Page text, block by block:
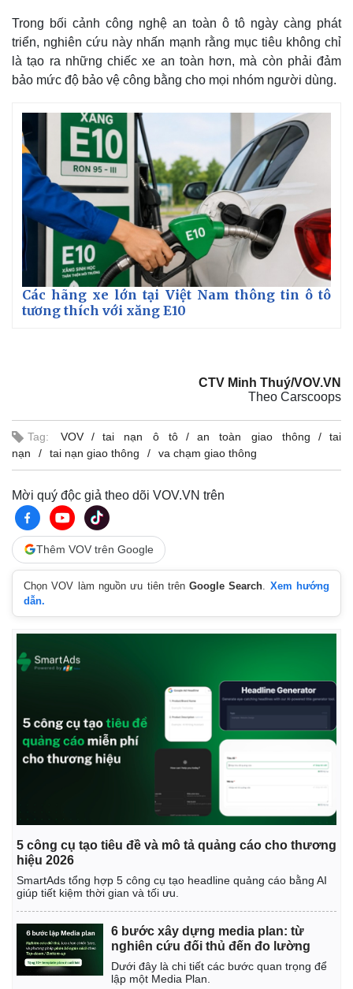
Kinh tế
Khởi nghiệp
Tiêu dùng
Trong bối cảnh công nghệ an toàn ô tô ngày càng phát
triển, nghiên cứu này nhấn mạnh rằng mục tiêu không chỉ
là tạo ra những chiếc xe an toàn hơn, mà còn phải đảm
bảo mức độ bảo vệ công bằng cho mọi nhóm người dùng.
Các hãng xe lớn tại Việt Nam thông tin ô tô
tương thích với xăng E10
CTV Minh Thuý/VOV.VN
Theo Carscoops
Tag: VOV tai nạn ô tô an toàn giao thông
tai
nạn
tai nạn giao thông va chạm giao thông
Mời quý độc giả theo dõi VOV.VN trên
Thêm VOV trên Google
Chọn VOV làm nguồn ưu tiên trênGoogle Search
Xem hướng
dẫn.
5 công cụ tạo tiêu đề và mô tả quảng cáo cho thương
hiệu 2026
SmartAds tổng hợp 5 công cụ tạo headline quảng cáo bằng AI
giúp tiết kiệm thời gian và tối ưu.
6 bước xây dựng media plan: từ
nghiên cứu đối thủ đến đo lường
Dưới đây là chi tiết các bước quan trọng để
lập một Media Plan.